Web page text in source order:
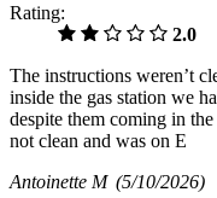
Rating:
2.0
The instructions weren’t
inside the gas station we
despite them coming in
not clean and was on E
Antoinette M (5/10/2026)